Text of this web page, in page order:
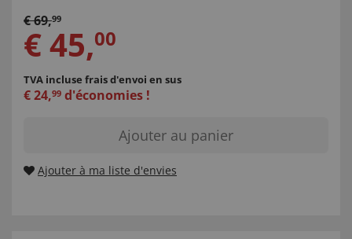
€69,99
€45,00
TVA incluse frais d'envoi en sus
€24,99 d'économies !
Ajouter au panier
Ajouter à ma liste d'envies